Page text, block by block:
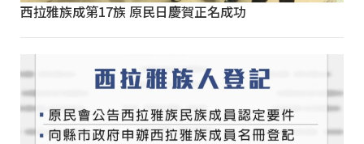
西拉雅族成第17族 原民日慶賀正名成功